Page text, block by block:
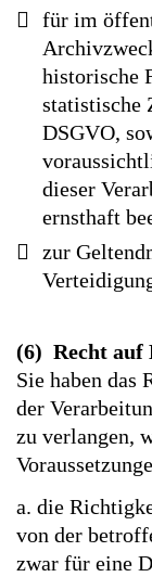
für im
historische
statistische
DSGVO,
dieser
ernsthaft
zur
(6) Recht auf
Sie haben das
der
zu verlangen,
a. die
von der
zwar für eine